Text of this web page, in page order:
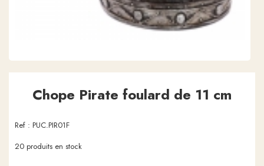
Chope Pirate foulard de 11 cm
Ref : PUC.PIR01F
20 produits en stock